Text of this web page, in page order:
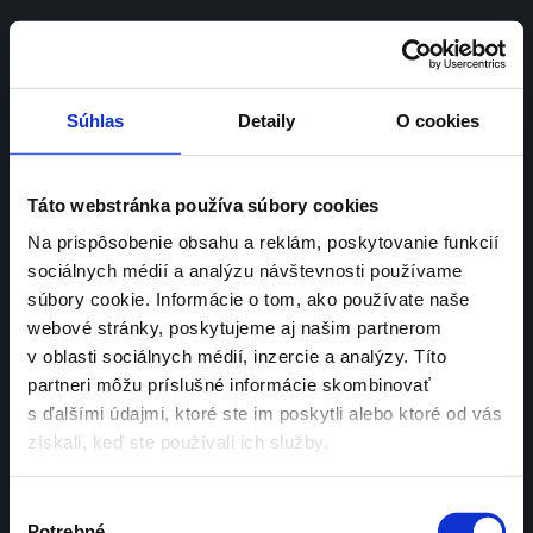
Súhlas Detaily O cookies
Táto webstránka používa súbory cookies
Na prispôsobenie obsahu a reklám, poskytovanie funkcií
sociálnych médií a analýzu návštevnosti používame
súbory cookie. Informácie o tom, ako používate naše
webové stránky, poskytujeme aj našim partnerom
v oblasti sociálnych médií, inzercie a analýzy. Títo
partneri môžu príslušné informácie skombinovať
s ďalšími údajmi, ktoré ste im poskytli alebo ktoré od vás
získali, keď ste používali ich služby.
SK | EN
Kampaň, ktorá
zmenila definíciu
lásky
Láska je totiž cit, ktorý prežívame